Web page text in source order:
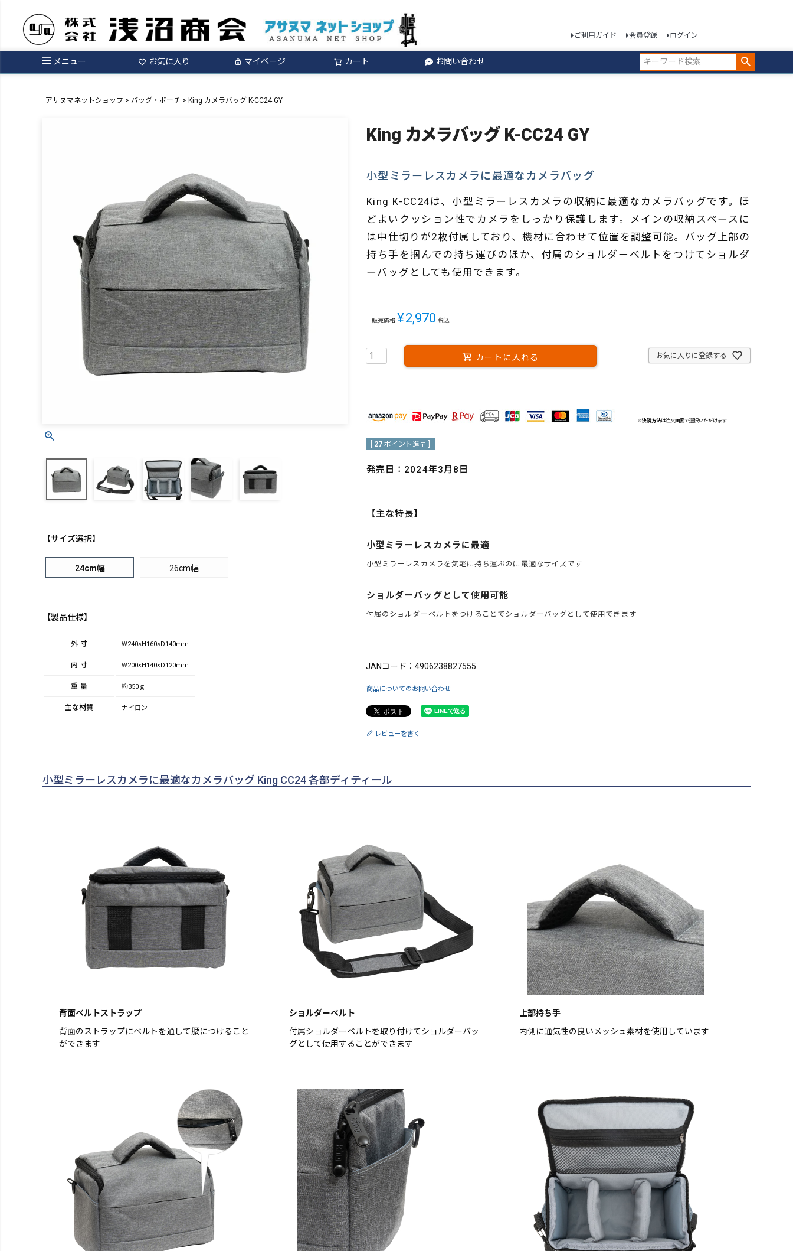
ご利用ガイド 会員登録 ログイン
メニュー お気に入り マイページ カート お問い合わせ
検索
アサヌマネットショップ バッグ・ポーチ King カメラバッグ K-CC24 GY
【サイズ選択】
24cm幅 26cm幅
【製品仕様】
外寸 W240×H160×D140mm
内寸 W200×H140×D120mm
重量 約350ｇ
主な材質 ナイロン
King カメラバッグ K-CC24 GY
小型ミラーレスカメラに最適なカメラバッグ
King K-CC24は、小型ミラーレスカメラの収納に最適なカメラバッグです。ほ
どよいクッション性でカメラをしっかり保護します。メインの収納スペースに
は中仕切りが2枚付属しており、機材に合わせて位置を調整可能。バッグ上部の
持ち手を掴んでの持ち運びのほか、付属のショルダーベルトをつけてショルダ
ーバッグとしても使用できます。
販売価格 ¥2,970 税込
お気に入りに登録する
カートに入れる
※決済方法は注文画面で選択いただけます
27 ポイント進呈 ]
発売日：2024年3月8日
【主な特長】
小型ミラーレスカメラに最適
小型ミラーレスカメラを気軽に持ち運ぶのに最適なサイズです
ショルダーバッグとして使用可能
付属のショルダーベルトをつけることでショルダーバッグとして使用できます
JANコード：4906238827555
商品についてのお問い合わせ
レビューを書く
小型ミラーレスカメラに最適なカメラバッグ King CC24 各部ディティール
背面ベルトストラップ
背面のストラップにベルトを通して腰につけること
ができます
ショルダーベルト
付属ショルダーベルトを取り付けてショルダーバッ
グとして使用することができます
上部持ち手
内側に通気性の良いメッシュ素材を使用しています